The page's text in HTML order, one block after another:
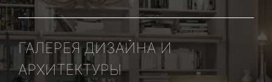
ГАЛЕРЕЯ ДИЗАЙНА И
АРХИТЕКТУРЫ